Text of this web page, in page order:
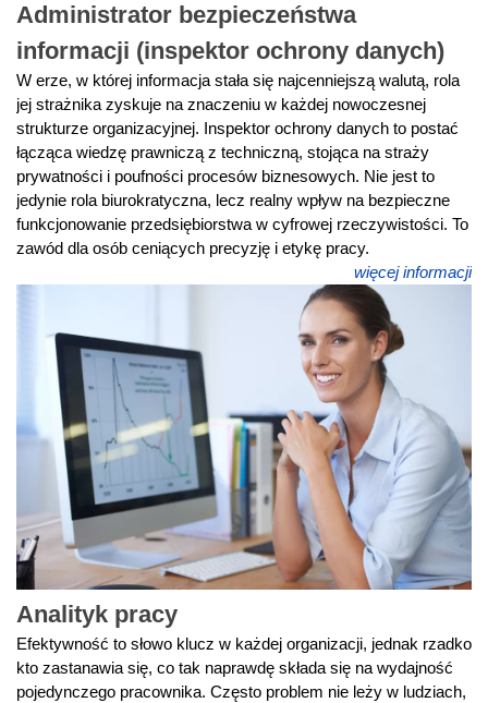
Administrator bezpieczeństwa
informacji (inspektor ochrony danych)
W erze, w której informacja stała się najcenniejszą walutą, rola
jej strażnika zyskuje na znaczeniu w każdej nowoczesnej
strukturze organizacyjnej. Inspektor ochrony danych to postać
łącząca wiedzę prawniczą z techniczną, stojąca na straży
prywatności i poufności procesów biznesowych. Nie jest to
jedynie rola biurokratyczna, lecz realny wpływ na bezpieczne
funkcjonowanie przedsiębiorstwa w cyfrowej rzeczywistości. To
zawód dla osób ceniących precyzję i etykę pracy.
więcej informacji
Analityk pracy
Efektywność to słowo klucz w każdej organizacji, jednak rzadko
kto zastanawia się, co tak naprawdę składa się na wydajność
pojedynczego pracownika. Często problem nie leży w ludziach,